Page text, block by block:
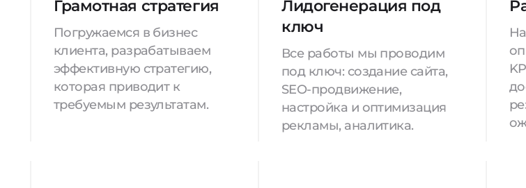
Грамотная стратегия
Погружаемся в бизнес
клиента, разрабатываем
эффективную стратегию,
которая приводит к
требуемым результатам.
Лидогенерация под
ключ
Все работы мы проводим
под ключ: создание сайта,
SEO-продвижение,
настройка и оптимизация
рекламы, аналитика.